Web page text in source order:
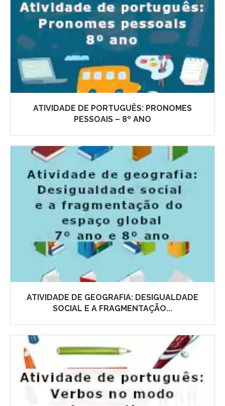
ATIVIDADE DE PORTUGUÊS: PRONOMES
PESSOAIS – 8º ANO
ATIVIDADE DE GEOGRAFIA: DESIGUALDADE
SOCIAL E A FRAGMENTAÇÃO...